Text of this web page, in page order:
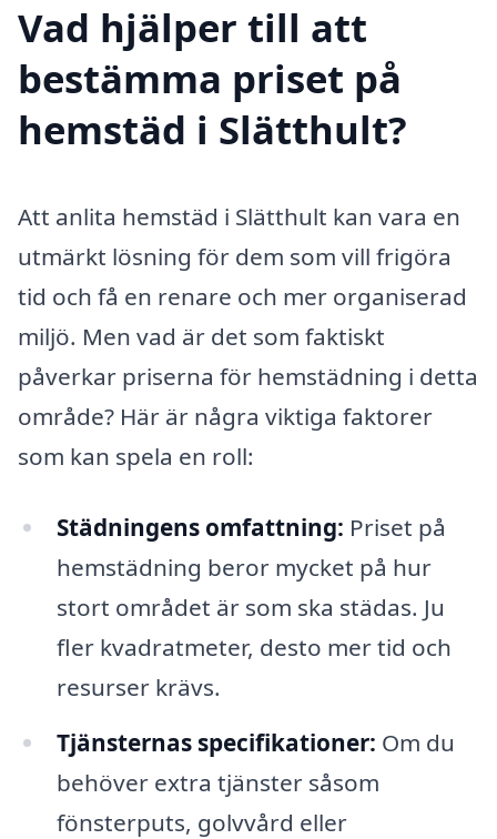
Vad hjälper till att
bestämma priset på
hemstäd i Slätthult?
Att anlita hemstäd i Slätthult kan vara en
utmärkt lösning för dem som vill frigöra
tid och få en renare och mer organiserad
miljö. Men vad är det som faktiskt
påverkar priserna för hemstädning i detta
område? Här är några viktiga faktorer
som kan spela en roll:
Städningens omfattning: Priset på
hemstädning beror mycket på hur
stort området är som ska städas. Ju
fler kvadratmeter, desto mer tid och
resurser krävs.
Tjänsternas specifikationer: Om du
behöver extra tjänster såsom
fönsterputs, golvvård eller